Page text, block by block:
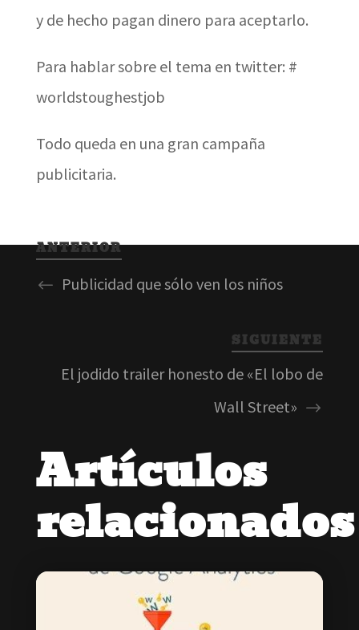
y de hecho pagan dinero para aceptarlo.
Para hablar sobre el tema en twitter: #
worldstoughestjob
Todo queda en una gran campaña
publicitaria.
ANTERIOR
Publicidad que sólo ven los niños
SIGUIENTE
El jodido trailer honesto de «El lobo de
Wall Street»
Artículos
relacionados